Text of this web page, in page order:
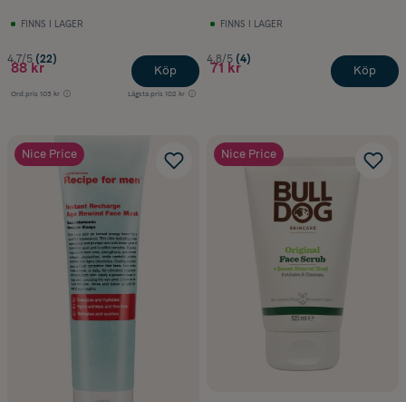
FINNS I LAGER
4.7/5 (22)
88 kr
Ord.pris 103 kr Lägsta pris 102 kr
Köp
FINNS I LAGER
4.8/5 (4)
71 kr Köp
Nice Price Nice Price